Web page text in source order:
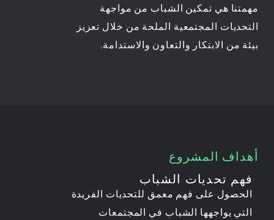
مهمتنا هي تمكين الشباب من مواجهة
التحديات المجتمعية الملحة من خلال تعزيز
بيئة من الابتكار والتعاون والاستدامة.
أهداف المشروع
فهم تحديات الشباب
الحصول على فهم معمق للتحديات الفريدة
التي يواجهها الشباب في المجتمعات